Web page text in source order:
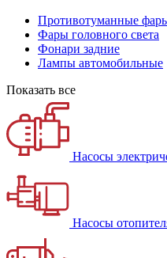
Противотуманные
Фары головного света
Фонари задние
Лампы автомобильные
Показать все
Насосы
Насосы